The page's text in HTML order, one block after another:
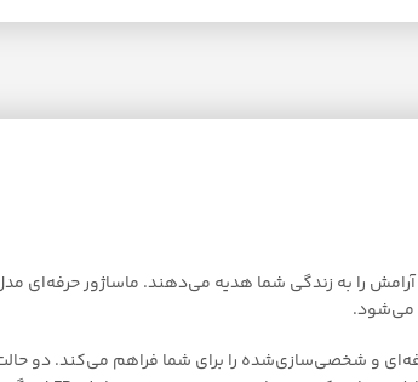
می‌شود.
تنظیم شدت، امکان ماساژ حرفه‌ای و شخصی‌سازی‌شده را برای شما